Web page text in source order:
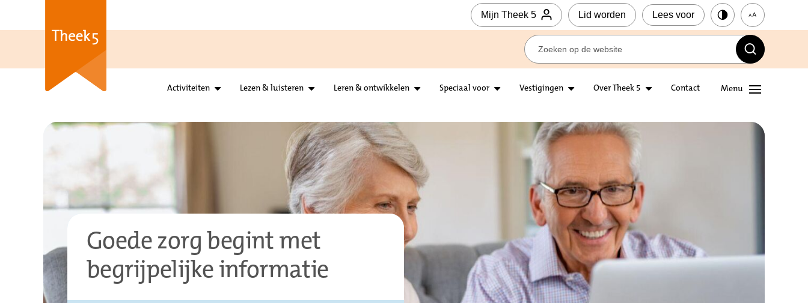
Mijn Theek 5 Lid worden Lees voor
Activiteiten Lezen & luisteren Leren & ontwikkelen Speciaal voor Vestigingen Over Theek 5 Contact
Goede zorg begint met
begrijpelijke informatie